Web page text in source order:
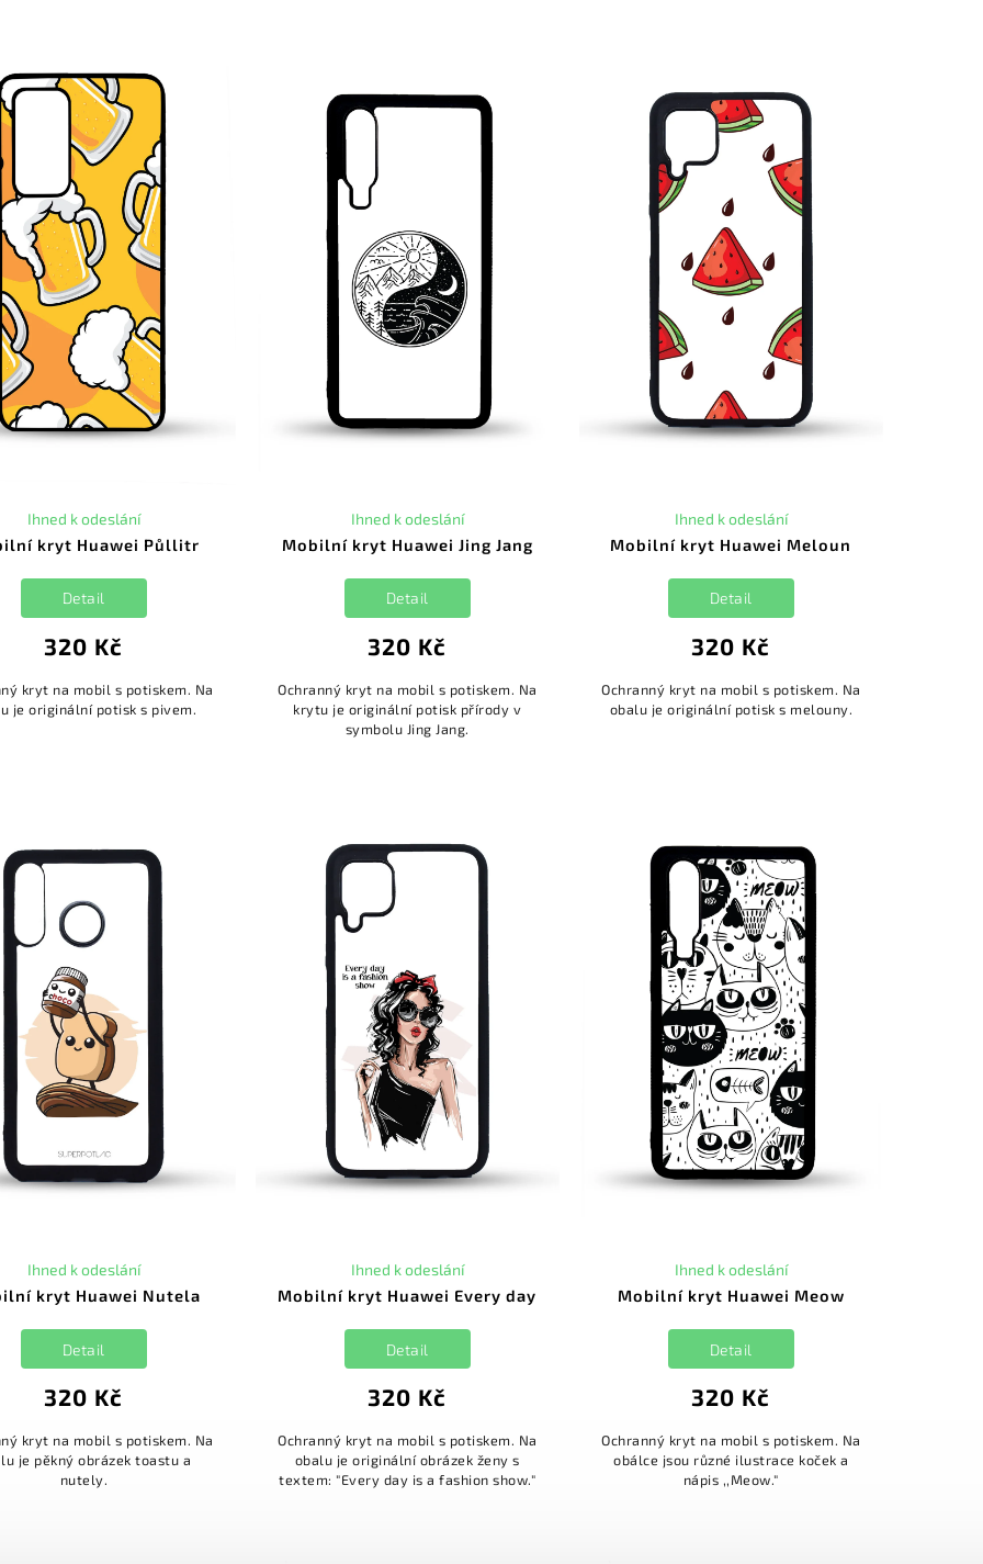
kryt Huawei Půllitr
Ihned k odeslání
320 Kč
Detail
kryt na mobil s potiskem. Na
je originální potisk s pivem.
Mobilní kryt Huawei Jing Jang
Ihned k odeslání
320 Kč
Detail
Ochranný kryt na mobil s potiskem. Na
krytu je originální potisk přírody v
symbolu Jing Jang.
Mobilní kryt Huawei Meloun
Ihned k odeslání
320 Kč
Detail
Ochranný kryt na mobil s potiskem. Na
obalu je originální potisk s melouny.
kryt Huawei Nutela
Ihned k odeslání
320 Kč
Detail
kryt na mobil s potiskem. Na
je pěkný obrázek toastu a
nutely.
Mobilní kryt Huawei Every day
Ihned k odeslání
320 Kč
Detail
Ochranný kryt na mobil s potiskem. Na
obalu je originální obrázek ženy s
textem: "Every day is a fashion show."
Mobilní kryt Huawei Meow
Ihned k odeslání
320 Kč
Detail
Ochranný kryt na mobil s potiskem. Na
obálce jsou různé ilustrace koček a
nápis ,,Meow."